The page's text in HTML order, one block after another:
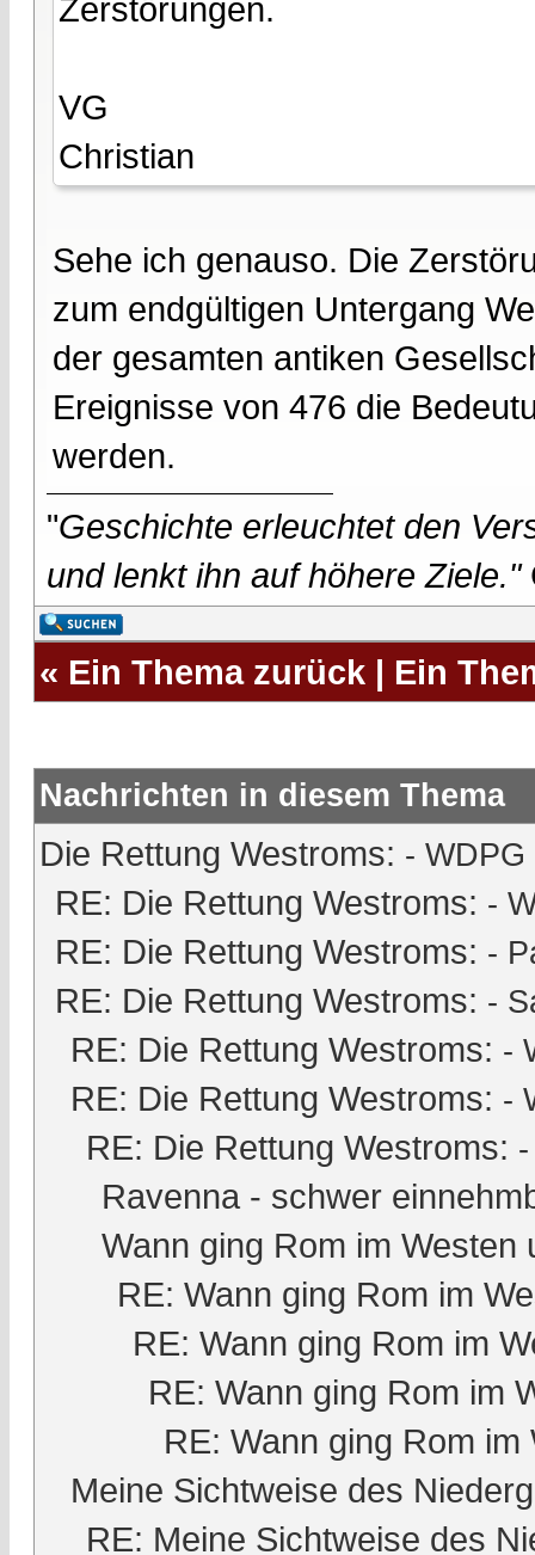
Zerstörungen.
VG
Christian
Sehe ich genauso. Die
zum endgültigen Untergang
der gesamten antiken
Ereignisse von 476 die
werden.
"Geschichte erleuchtet den
und lenkt ihn auf höhere Ziele."
« Ein Thema zurück | Ein
Nachrichten in diesem Thema
Die Rettung Westroms: -
RE: Die Rettung Westroms: -
RE: Die Rettung Westroms: -
RE: Die Rettung Westroms: -
RE: Die Rettung Westroms: -
RE: Die Rettung Westroms: -
RE: Die Rettung Westroms:
Ravenna - schwer
Wann ging Rom im Westen
RE: Wann ging Rom im
RE: Wann ging Rom im
RE: Wann ging Rom im
RE: Wann ging Rom im
Meine Sichtweise des
RE: Meine Sichtweise des